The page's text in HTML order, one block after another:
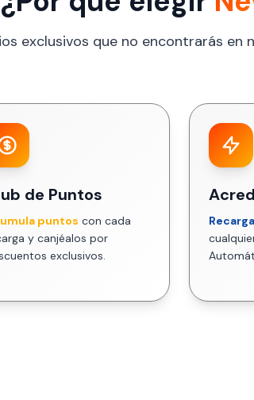
exclusivos que no encontrarás en
de Puntos
puntos con cada
y canjéalos por
exclusivos.